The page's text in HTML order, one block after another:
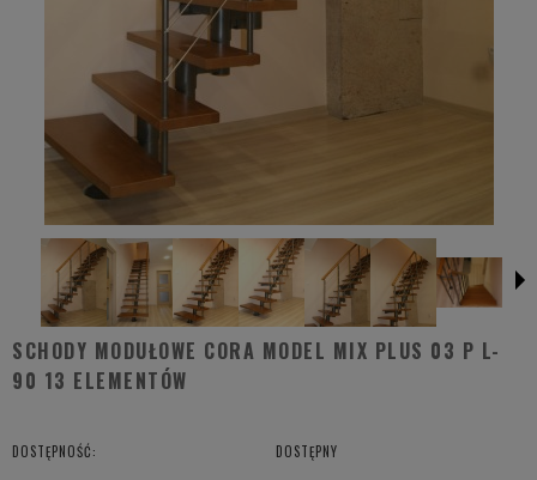
SCHODY MODUŁOWE CORA MODEL MIX PLUS 03 P L-
90 13 ELEMENTÓW
DOSTĘPNOŚĆ: DOSTĘPNY